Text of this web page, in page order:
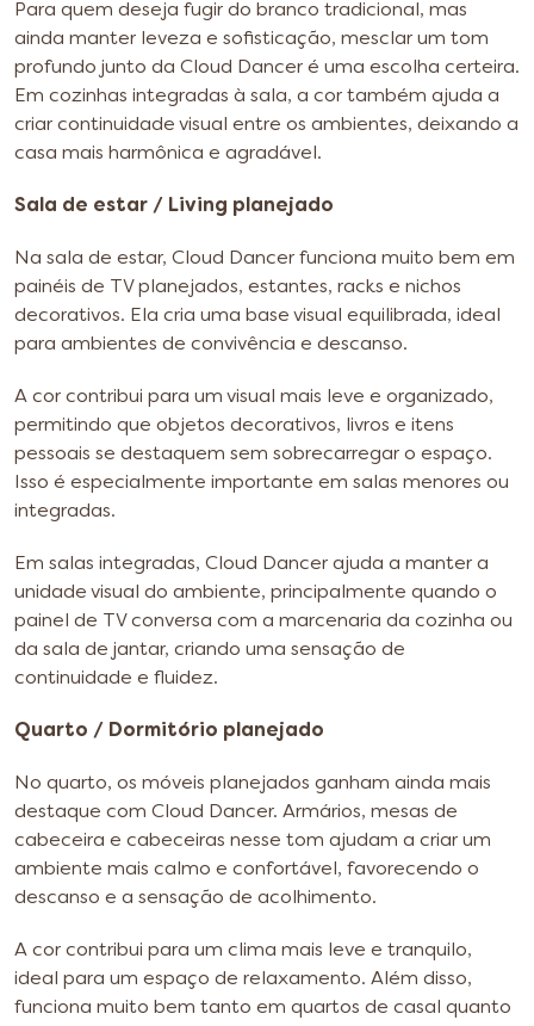
Para quem deseja fugir do branco tradicional, mas
ainda manter leveza e sofisticação, mesclar um tom
profundo junto da Cloud Dancer é uma escolha certeira.
Em cozinhas integradas à sala, a cor também ajuda a
criar continuidade visual entre os ambientes, deixando a
casa mais harmônica e agradável.
Sala de estar / Living planejado
Na sala de estar, Cloud Dancer funciona muito bem em
painéis de TV planejados, estantes, racks e nichos
decorativos. Ela cria uma base visual equilibrada, ideal
para ambientes de convivência e descanso.
A cor contribui para um visual mais leve e organizado,
permitindo que objetos decorativos, livros e itens
pessoais se destaquem sem sobrecarregar o espaço.
Isso é especialmente importante em salas menores ou
integradas.
Em salas integradas, Cloud Dancer ajuda a manter a
unidade visual do ambiente, principalmente quando o
painel de TV conversa com a marcenaria da cozinha ou
da sala de jantar, criando uma sensação de
continuidade e fluidez.
Quarto / Dormitório planejado
No quarto, os móveis planejados ganham ainda mais
destaque com Cloud Dancer. Armários, mesas de
cabeceira e cabeceiras nesse tom ajudam a criar um
ambiente mais calmo e confortável, favorecendo o
descanso e a sensação de acolhimento.
A cor contribui para um clima mais leve e tranquilo,
ideal para um espaço de relaxamento. Além disso,
funciona muito bem tanto em quartos de casal quanto